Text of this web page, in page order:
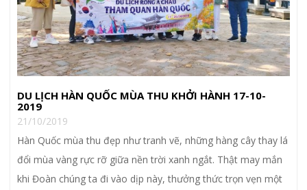
DU LỊCH HÀN QUỐC MÙA THU KHỞI HÀNH 17-10-
2019
21/10/2019
Hàn Quốc mùa thu đẹp như tranh vẽ, những hàng cây thay lá
đổi mùa vàng rực rỡ giữa nền trời xanh ngắt. Thật may mắn
khi Đoàn chúng ta đi vào dịp này, thưởng thức trọn vẹn một